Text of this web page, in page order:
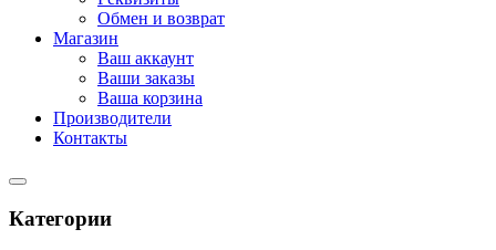
Обмен и возврат
Магазин
Ваш аккаунт
Ваши заказы
Ваша корзина
Производители
Контакты
Категории